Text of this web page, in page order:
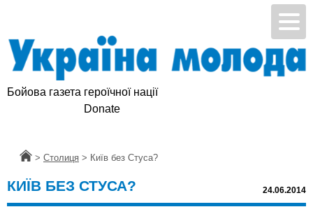
Бойова газета героїчної нації
Donate
Головна
> Столиця > Київ без Стуса?
КИЇВ БЕЗ СТУСА? 24.06.2014